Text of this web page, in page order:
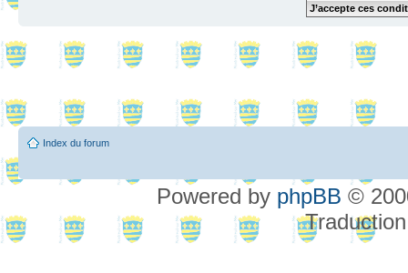
Index du forum
Powered by phpBB ©